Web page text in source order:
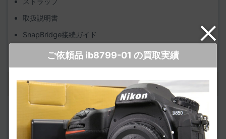
ご依頼品 ib8799-01 の買取実績
取扱説明書
SnapBridge接続ガイド
チェックしておきたいポイント
該当する点がありましたら
事前査定時にお聞かせください。